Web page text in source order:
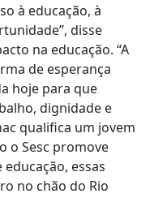
à educação, à
disse
na educação. “A
de esperança
hoje para que
dignidade e
qualifica um jovem
o Sesc promove
essas
no chão do Rio